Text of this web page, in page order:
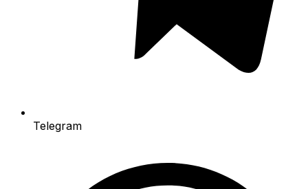
Telegram